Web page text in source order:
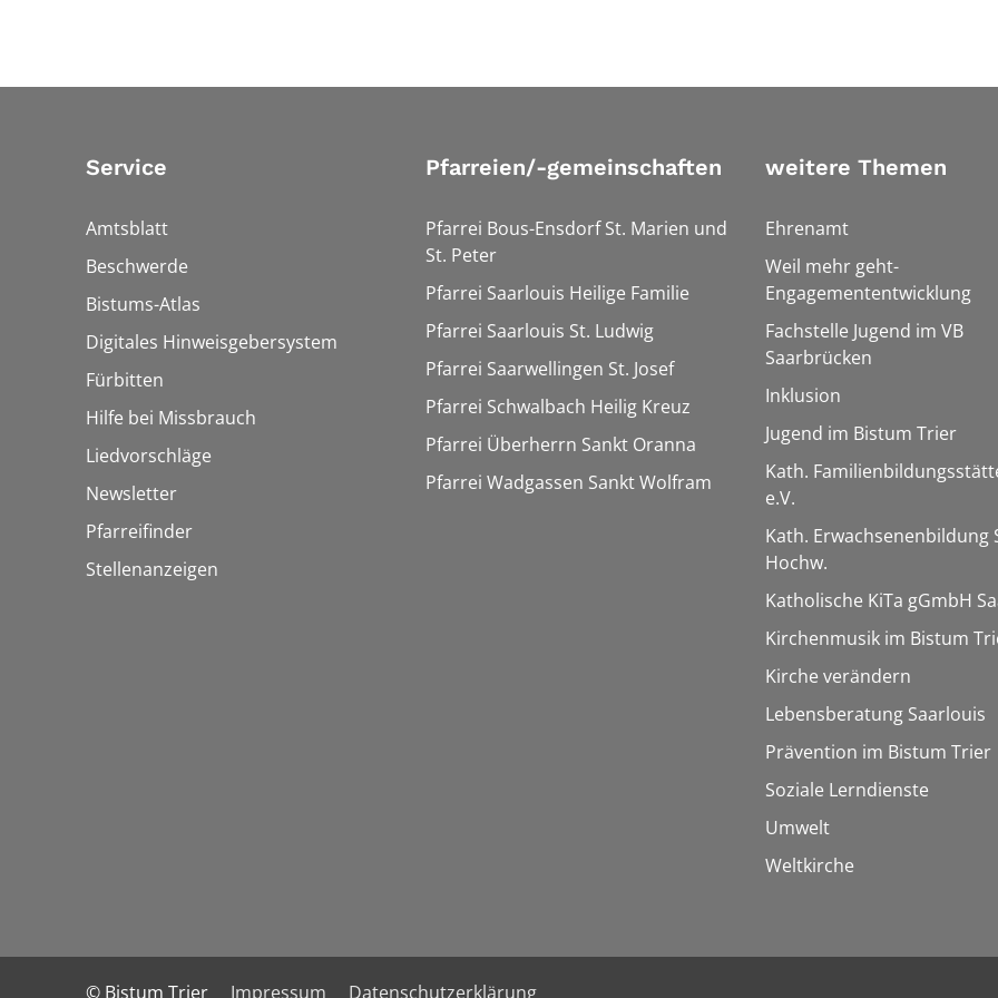
Service
Amtsblatt
Beschwerde
Bistums-Atlas
Digitales Hinweisgebersystem
Fürbitten
Hilfe bei Missbrauch
Liedvorschläge
Newsletter
Pfarreifinder
Stellenanzeigen
Pfarreien/-gemeinschaften
Pfarrei Bous-Ensdorf St. Marien und
St. Peter
Pfarrei Saarlouis Heilige Familie
Pfarrei Saarlouis St. Ludwig
Pfarrei Saarwellingen St. Josef
Pfarrei Schwalbach Heilig Kreuz
Pfarrei Überherrn Sankt Oranna
Pfarrei Wadgassen Sankt Wolfram
weitere Themen
Ehrenamt
Weil mehr geht-
Engagemententwicklung
Fachstelle Jugend im VB
Saarbrücken
Inklusion
Jugend im Bistum Trier
Kath.
e.V.
Kath. Erwachsenenbildung
Hochw.
Katholische KiTa gGmbH
Kirchenmusik im Bistum
Kirche verändern
Lebensberatung Saarlouis
Prävention im Bistum Trier
Soziale Lerndienste
Umwelt
Weltkirche
© Bistum Trier Impressum Datenschutzerklärung